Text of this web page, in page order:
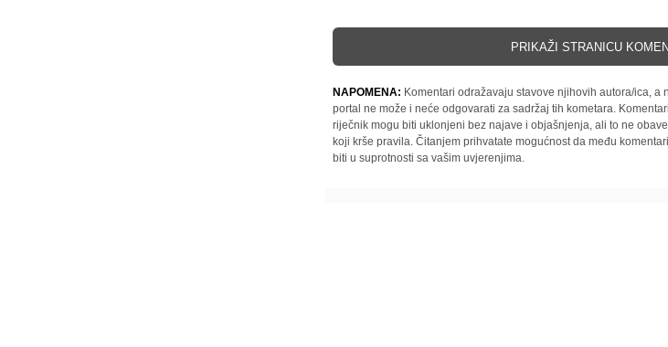
PRIKAŽI STRANICU
NAPOMENA: Komentari odražavaju stavove njihovih autora/ica, a
portal ne može i neće odgovarati za sadržaj tih kometara.
riječnik mogu biti uklonjeni bez najave i objašnjenja, ali to ne
koji krše pravila. Čitanjem prihvatate mogućnost da među
biti u suprotnosti sa vašim uvjerenjima.